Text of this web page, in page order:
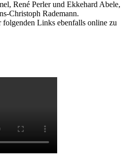
René Perler und Ekkehard Abele,
Christoph Rademann.
folgenden Links ebenfalls online zu